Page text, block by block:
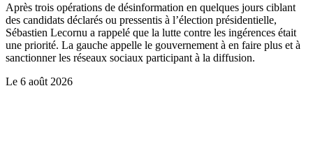
Après trois opérations de désinformation en quelques jours ciblant
des candidats déclarés ou pressentis à l’élection présidentielle,
Sébastien Lecornu a rappelé que la lutte contre les ingérences était
une priorité. La gauche appelle le gouvernement à en faire plus et à
sanctionner les réseaux sociaux participant à la diffusion.
Le 6 août 2026